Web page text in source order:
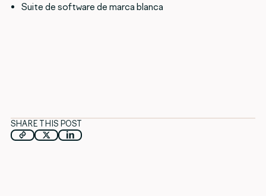
Suite de software de marca blanca
SHARE THIS POST